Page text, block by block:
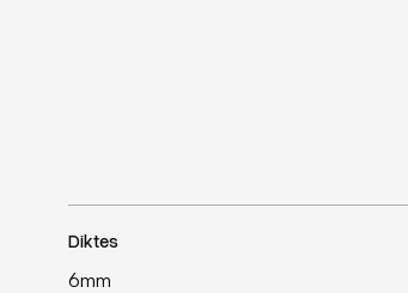
Diktes
6mm